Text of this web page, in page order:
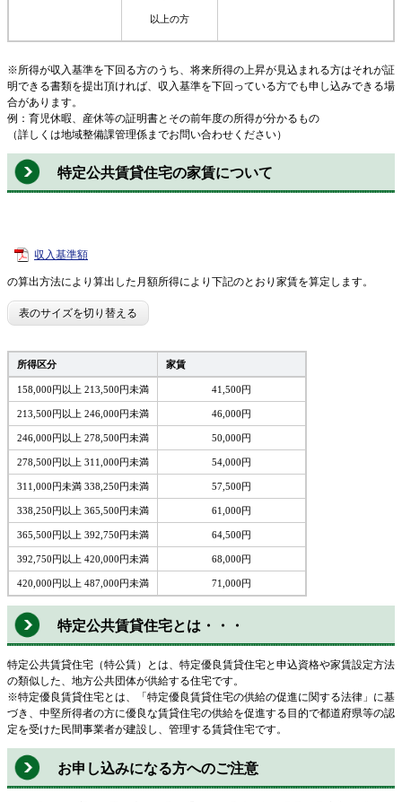
以上の方
※所得が収入基準を下回る方のうち、将来所得の上昇が見込まれる方はそれが証
明できる書類を提出頂ければ、収入基準を下回っている方でも申し込みできる場
合があります。
例：育児休暇、産休等の証明書とその前年度の所得が分かるもの
（詳しくは地域整備課管理係までお問い合わせください）
特定公共賃貸住宅の家賃について
収入基準額
の算出方法により算出した月額所得により下記のとおり家賃を算定します。
表のサイズを切り替える
所得区分 家賃
158,000円以上 213,500円未満 41,500円
213,500円以上 246,000円未満 46,000円
246,000円以上 278,500円未満 50,000円
278,500円以上 311,000円未満 54,000円
311,000円未満 338,250円未満 57,500円
338,250円以上 365,500円未満 61,000円
365,500円以上 392,750円未満 64,500円
392,750円以上 420,000円未満 68,000円
420,000円以上 487,000円未満 71,000円
特定公共賃貸住宅とは・・・
特定公共賃貸住宅（特公賃）とは、特定優良賃貸住宅と申込資格や家賃設定方法
の類似した、地方公共団体が供給する住宅です。
※特定優良賃貸住宅とは、「特定優良賃貸住宅の供給の促進に関する法律」に基
づき、中堅所得者の方に優良な賃貸住宅の供給を促進する目的で都道府県等の認
定を受けた民間事業者が建設し、管理する賃貸住宅です。
お申し込みになる方へのご注意